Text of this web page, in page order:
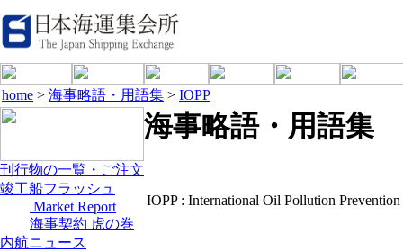
home > 海事略語・用語集 > IOPP
刊行物の一覧・ご注文
竣工船フラッシュ
Market Report
海事契約 虎の巻
内航ニュース
海事略語・用語集
IOPP : International Oil Pollution